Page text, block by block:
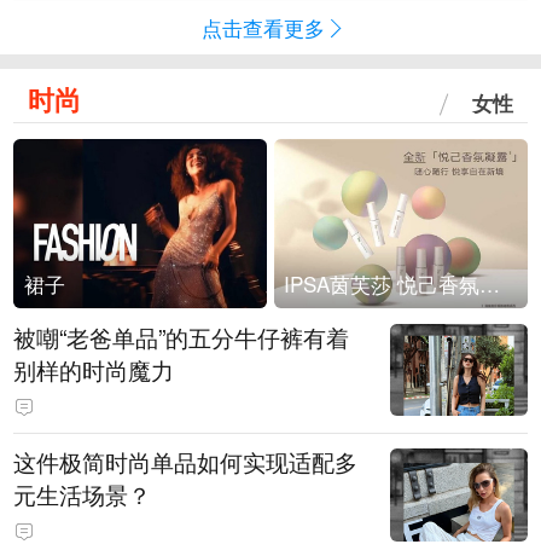
点击查看更多
时尚 女性
裙子 IPSA茵芙莎 悦己香氛凝露上市
被嘲“老爸单品”的五分牛仔裤有着
别样的时尚魔力
这件极简时尚单品如何实现适配多
元生活场景？